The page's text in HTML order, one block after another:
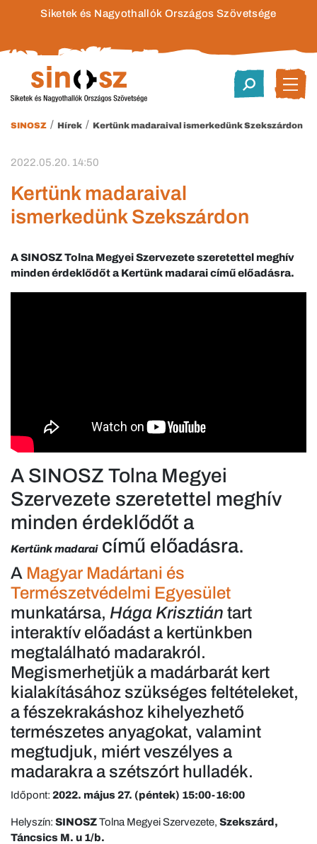
Siketek és Nagyothallók Országos Szövetsége
SINOSZ / Hírek / Kertünk madaraival ismerkedünk Szekszárdon
2022.05.20. 14:50
Kertünk madaraival
ismerkedünk Szekszárdon
A SINOSZ Tolna Megyei Szervezete szeretettel meghív
minden érdeklődőt a Kertünk madarai című előadásra.
A SINOSZ Tolna Megyei
Szervezete szeretettel meghív
minden érdeklődőt a
Kertünk madaraicímű előadásra.
A Magyar Madártani és
Természetvédelmi Egyesület
munkatársa, Hága Krisztián tart
interaktív előadást a kertünkben
megtalálható madarakról.
Megismerhetjük a madárbarát kert
kialakításához szükséges feltételeket,
a fészekrakáshoz kihelyezhető
természetes anyagokat, valamint
megtudjuk, miért veszélyes a
madarakra a szétszórt hulladék.
Időpont: 2022. május 27. (péntek) 15:00-16:00
Helyszín: SINOSZTolna Megyei Szervezete, Szekszárd,
Táncsics M. u 1/b.